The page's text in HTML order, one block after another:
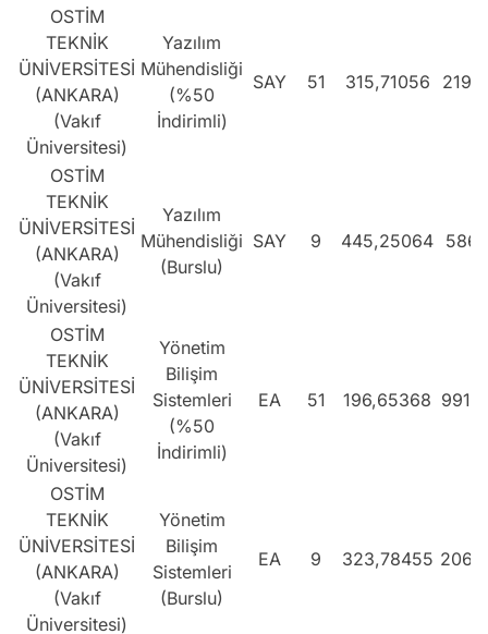
OSTİM
TEKNİK
ÜNİVERSİTESİ
(ANKARA)
(Vakıf
Üniversitesi)
Yazılım
Mühendisliği
(%50
İndirimli)
SAY 51 315,71056
OSTİM
TEKNİK
ÜNİVERSİTESİ
(ANKARA)
(Vakıf
Üniversitesi)
Yazılım
Mühendisliği
(Burslu)
SAY 9 445,25064
OSTİM
TEKNİK
ÜNİVERSİTESİ
(ANKARA)
(Vakıf
Üniversitesi)
Yönetim
Bilişim
Sistemleri
(%50
İndirimli)
EA 51 196,65368
OSTİM
TEKNİK
ÜNİVERSİTESİ
(ANKARA)
(Vakıf
Üniversitesi)
Yönetim
Bilişim
Sistemleri
(Burslu)
EA 9 323,78455